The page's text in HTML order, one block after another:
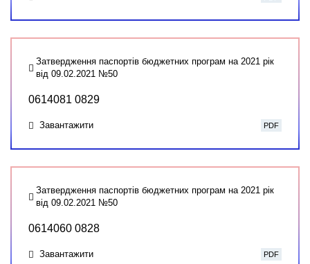
Затвердження паспортів бюджетних програм на 2021 рік
від 09.02.2021 №50
0614081 0829
Завантажити PDF
Затвердження паспортів бюджетних програм на 2021 рік
від 09.02.2021 №50
0614060 0828
Завантажити PDF